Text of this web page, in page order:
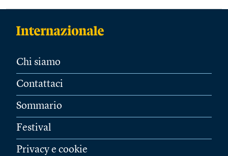
Chi siamo
Contattaci
Sommario
Festival
Privacy e cookie